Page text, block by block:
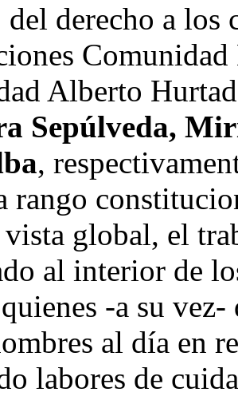
del derecho a los
Alberto
Sepúlveda,
,
rango
global, el
al interior de
-a su
al día en
labores de